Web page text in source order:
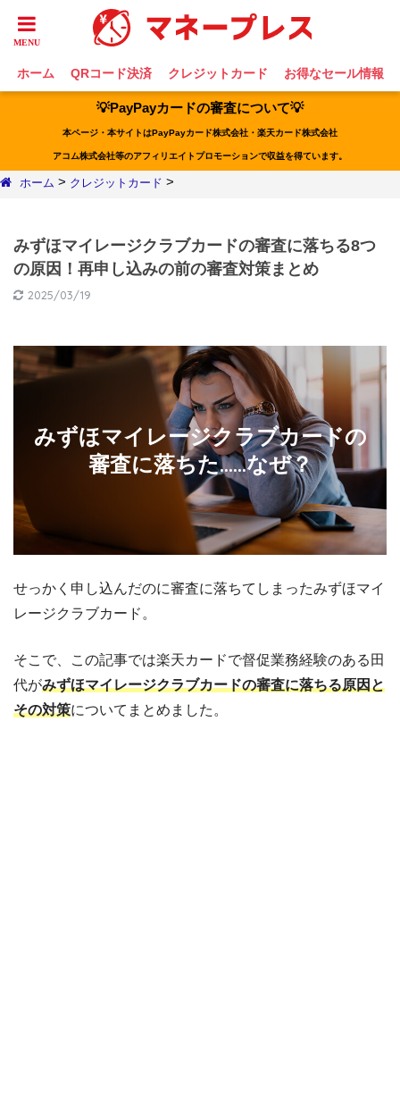
ホーム QRコード決済 クレジットカード お得なセール情報
💡PayPayカードの審査について💡
本ページ・本サイトはPayPayカード株式会社・楽天カード株式会社
アコム株式会社等のアフィリエイトプロモーションで収益を得ています。
ホーム > クレジットカード >
みずほマイレージクラブカードの審査に落ちる8つ
の原因！再申し込みの前の審査対策まとめ
2025/03/19
みずほマイレージクラブカードの
審査に落ちた……なぜ？
せっかく申し込んだのに審査に落ちてしまったみずほマイ
レージクラブカード。
そこで、この記事では楽天カードで督促業務経験のある田
代がみずほマイレージクラブカードの審査に落ちる原因と
その対策についてまとめました。